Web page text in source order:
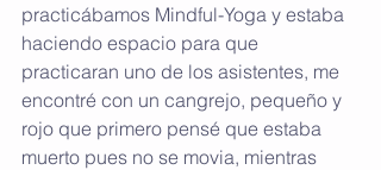
practicábamos Mindful-Yoga y estaba
haciendo espacio para que
practicaran uno de los asistentes, me
encontré con un cangrejo, pequeño y
rojo que primero pensé que estaba
muerto pues no se movia, mientras